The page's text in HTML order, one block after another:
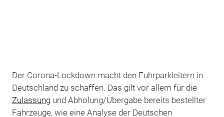
Der Corona-Lockdown macht den Fuhrparkleitern in
Deutschland zu schaffen. Das gilt vor allem für die
Zulassungund Abholung/Übergabe bereits bestellter
Fahrzeuge, wie eine Analyse der Deutschen